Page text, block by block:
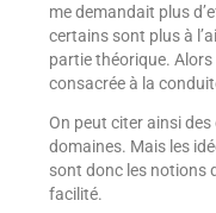
me demandait plus
certains sont plus à
partie théorique.
consacrée à la
On peut citer ainsi
domaines. Mais les
sont donc les notions
facilité.